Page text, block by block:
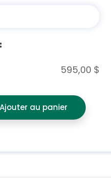
595,00 $
Ajouter au panier